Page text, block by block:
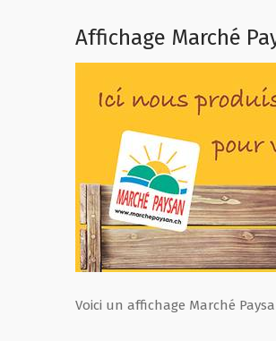
Affichage Marché
Voici un affichage Marché